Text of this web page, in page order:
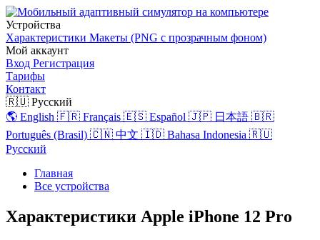
Устройства
Характеристики Макеты (PNG с прозрачным фоном)
Мой аккаунт
Вход Регистрация
Тарифы
Контакт
🇷🇺 Русский
🌎 English 🇫🇷 Français 🇪🇸 Español 🇯🇵 日本語 🇧🇷
Português (Brasil) 🇨🇳 中文 🇮🇩 Bahasa Indonesia 🇷🇺
Русский
Главная
Все устройства
Характеристики Apple iPhone 12 Pro